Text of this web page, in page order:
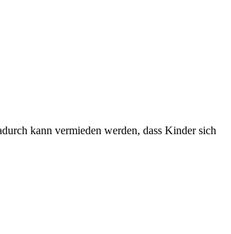
kann vermieden werden, dass Kinder sich